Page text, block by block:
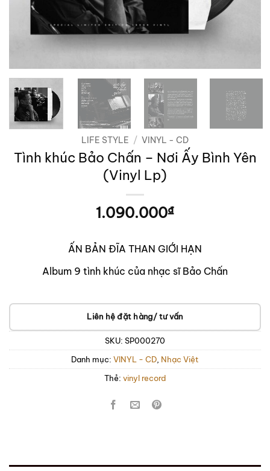
LIFE STYLE / VINYL - CD
Tình khúc Bảo Chấn – Nơi Ấy Bình Yên
(Vinyl Lp)
1.090.000₫
ẤN BẢN ĐĨA THAN GIỚI HẠN
Album 9 tình khúc của nhạc sĩ Bảo Chấn
Liên hệ đặt hàng/ tư vấn
SKU: SP000270
Danh mục: VINYL - CD Nhạc Việt
Thẻ: vinyl record